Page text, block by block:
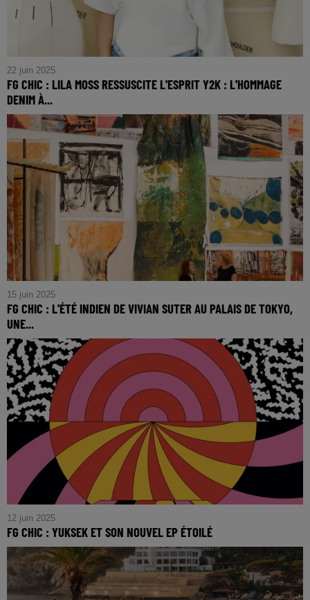
22 juin 2025
FG CHIC : LILA MOSS RESSUSCITE L'ESPRIT Y2K : L'HOMMAGE
DENIM À...
FG CHIC : Lila Moss ressuscite l'esprit Y2K : L'hommage
Denim à Britney Spears qui fera vibrer votre été
15 juin 2025
FG CHIC : L'ÉTÉ INDIEN DE VIVIAN SUTER AU PALAIS DE TOKYO,
UNE...
FG CHIC : L'Été Indien de Vivian Suter au Palais de Tokyo,
une Symphonie Tropicale
12 juin 2025
FG CHIC : YUKSEK ET SON NOUVEL EP ÉTOILÉ
FG CHIC : YUKSEK ET SON NOUVEL EP ÉTOILÉ